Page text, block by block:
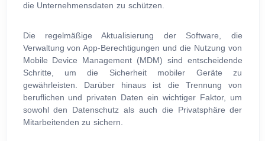
die Unternehmensdaten zu schützen.
Die regelmäßige Aktualisierung der Software, die
Verwaltung von App-Berechtigungen und die Nutzung von
Mobile Device Management (MDM) sind entscheidende
Schritte, um die Sicherheit mobiler Geräte zu
gewährleisten. Darüber hinaus ist die Trennung von
beruflichen und privaten Daten ein wichtiger Faktor, um
sowohl den Datenschutz als auch die Privatsphäre der
Mitarbeitenden zu sichern.